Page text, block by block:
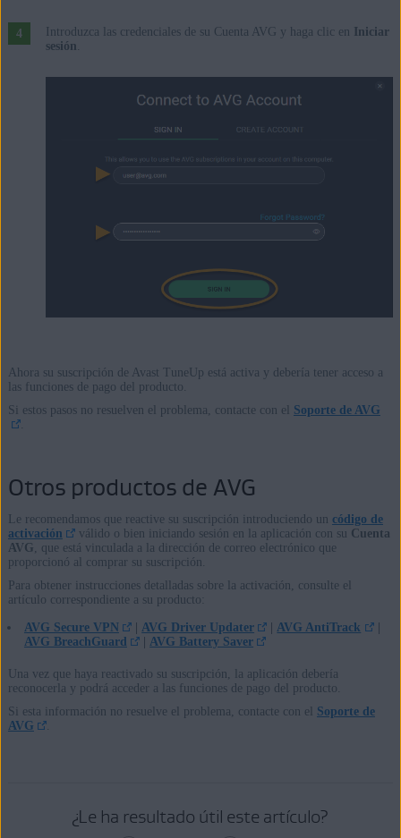
Introduzca las credenciales de su Cuenta AVG y haga clic en
Iniciar
sesión
Ahora su suscripción de Avast TuneUp está activa y debería tener acceso a
las funciones de pago del producto.
Si estos pasos no resuelven el problema, contacte con el Soporte de AVG
Otros productos de AVG
Le recomendamos que reactive su suscripción introduciendo un código de
activación
válido o bien iniciando sesión en la aplicación con su Cuenta
AVG , que está vinculada a la dirección de correo electrónico que
proporcionó al comprar su suscripción.
Para obtener instrucciones detalladas sobre la activación, consulte el
artículo correspondiente a su producto:
AVG Secure VPN AVG Driver Updater AVG AntiTrack
AVG BreachGuard
AVG Battery Saver
Una vez que haya reactivado su suscripción, la aplicación debería
reconocerla y podrá acceder a las funciones de pago del producto.
Si esta información no resuelve el problema, contacte con el Soporte de
AVG
¿Le ha resultado útil este artículo?